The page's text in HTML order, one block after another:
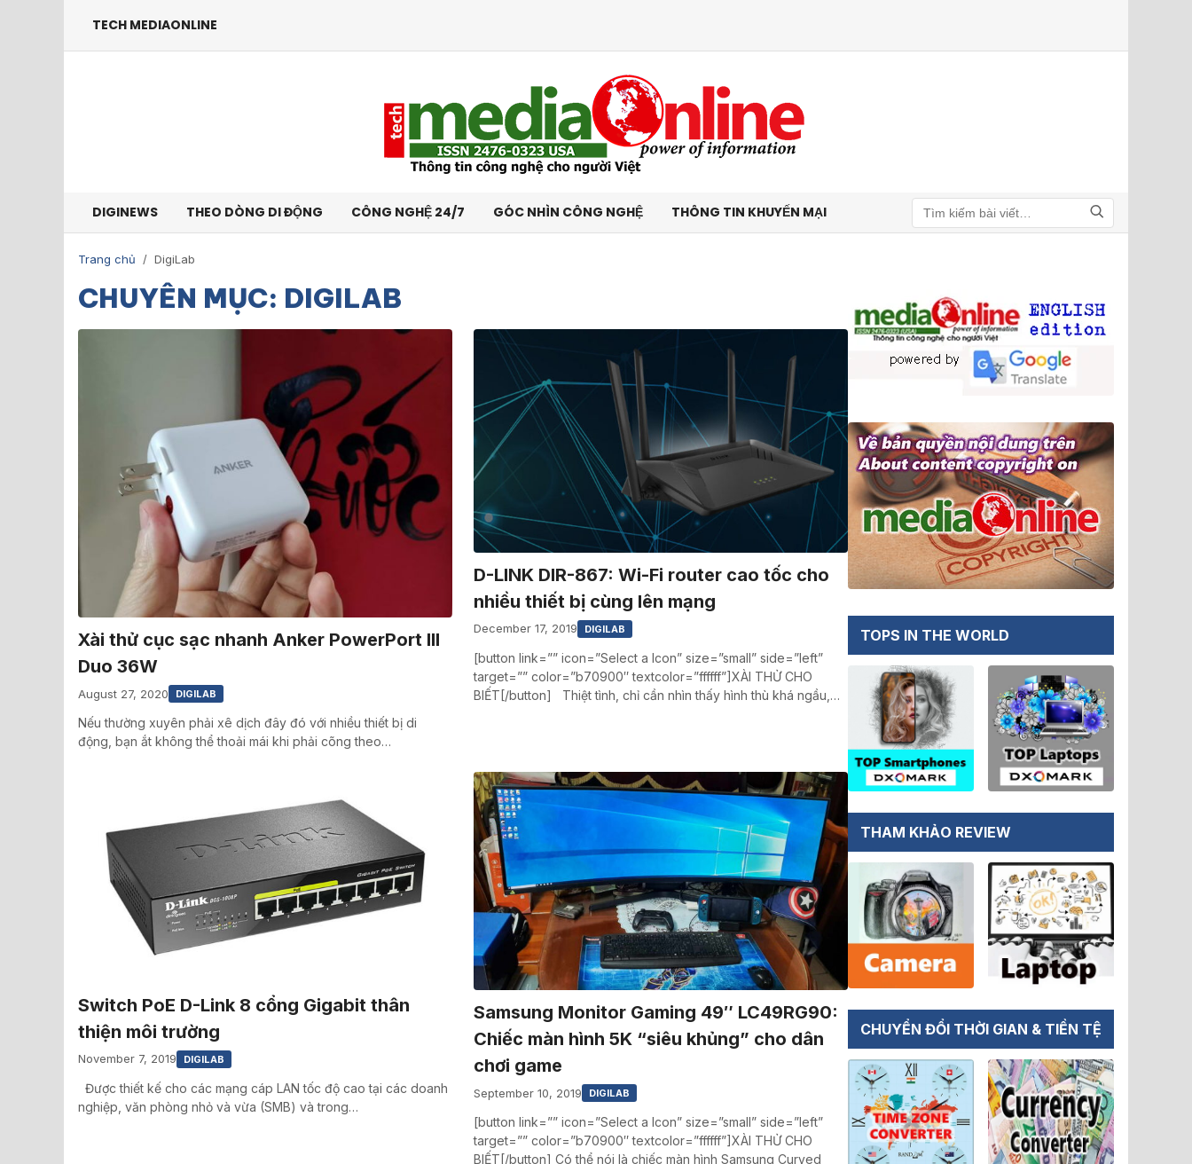
TECH MEDIAONLINE
DIGINEWS THEO DÒNG DI ĐỘNG CÔNG NGHỆ 24/7 GÓC NHÌN CÔNG NGHỆ THÔNG TIN KHUYẾN MẠI
Tìm kiếm
Trang chủ / DigiLab
CHUYÊN MỤC: DIGILAB
Xài thử cục sạc nhanh Anker PowerPort III
Duo 36W
August 27, 2020 DIGILAB
Nếu thường xuyên phải xê dịch đây đó với nhiều thiết bị di
động, bạn ắt không thể thoải mái khi phải cõng theo…
D-LINK DIR-867: Wi-Fi router cao tốc cho
nhiều thiết bị cùng lên mạng
December 17, 2019 DIGILAB
[button link=”” icon=”Select a Icon” size=”small” side=”left”
target=”” color=”b70900″ textcolor=”ffffff”]XÀI THỬ CHO
BIẾT[/button] Thiệt tình, chỉ cần nhìn thấy hình thù khá ngầu,…
Switch PoE D-Link 8 cổng Gigabit thân
thiện môi trường
November 7, 2019 DIGILAB
Được thiết kế cho các mạng cáp LAN tốc độ cao tại các doanh
nghiệp, văn phòng nhỏ và vừa (SMB) và trong…
Samsung Monitor Gaming 49″ LC49RG90:
Chiếc màn hình 5K “siêu khủng” cho dân
chơi game
September 10, 2019 DIGILAB
[button link=”” icon=”Select a Icon” size=”small” side=”left”
target=”” color=”b70900″ textcolor=”ffffff”]XÀI THỬ CHO
BIẾT[/button] Có thể nói là chiếc màn hình Samsung Curved
TOPS IN THE WORLD
THAM KHẢO REVIEW
CHUYỂN ĐỔI THỜI GIAN & TIỀN TỆ